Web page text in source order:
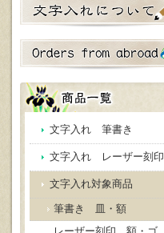
文字入れ 筆書き
文字入れ レーザー刻印
文字入れ対象商品
筆書き 皿・額